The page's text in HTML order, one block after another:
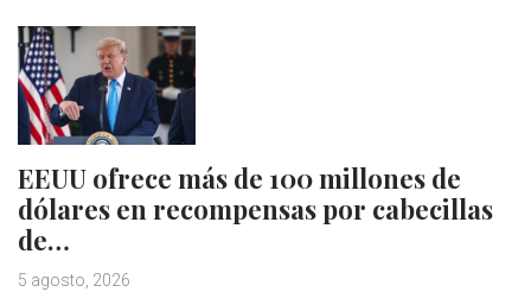
EEUU ofrece más de 100 millones de
dólares en recompensas por cabecillas
de…
5 agosto, 2026